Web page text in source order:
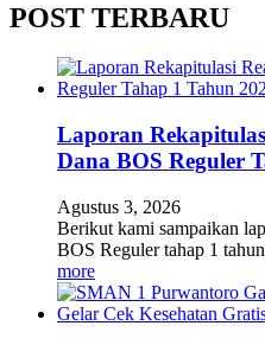
POST TERBARU
Laporan
Dana BOS Reguler
Agustus 3, 2026
Berikut kami sampaikan
BOS Reguler tahap 1
more